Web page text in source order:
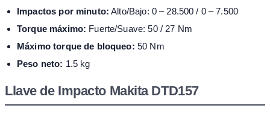
Impactos por minuto: Alto/Bajo: 0 – 28.500 / 0 – 7.500
Torque máximo: Fuerte/Suave: 50 / 27 Nm
Máximo torque de bloqueo: 50 Nm
Peso neto: 1.5 kg
Llave de Impacto Makita DTD157